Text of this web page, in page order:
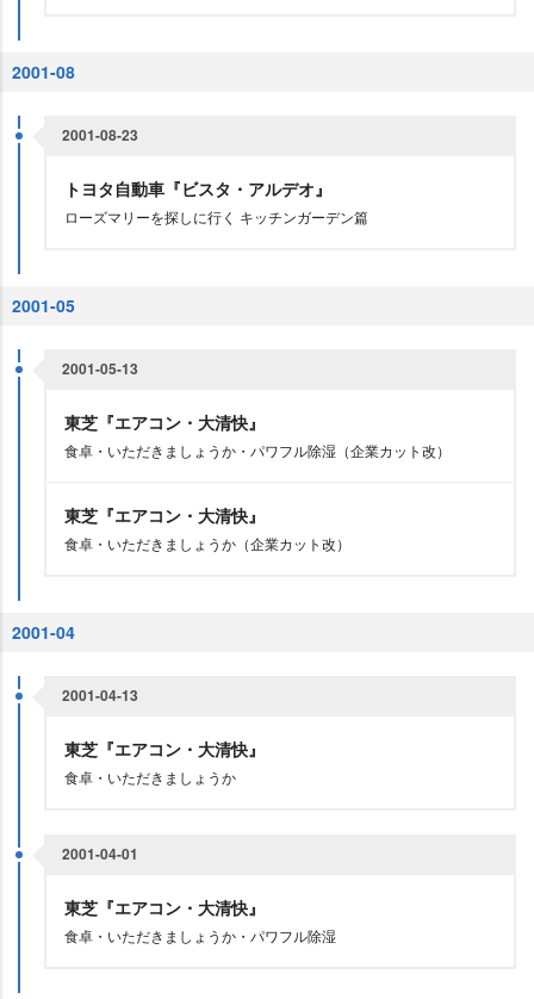
2001-08
2001-08-23
トヨタ自動車『ビスタ・アルデオ』
ローズマリーを探しに行く キッチンガーデン篇
2001-05
2001-05-13
東芝『エアコン・大清快』
食卓・いただきましょうか・パワフル除湿（企業カット改）
東芝『エアコン・大清快』
食卓・いただきましょうか（企業カット改）
2001-04
2001-04-13
東芝『エアコン・大清快』
食卓・いただきましょうか
2001-04-01
東芝『エアコン・大清快』
食卓・いただきましょうか・パワフル除湿